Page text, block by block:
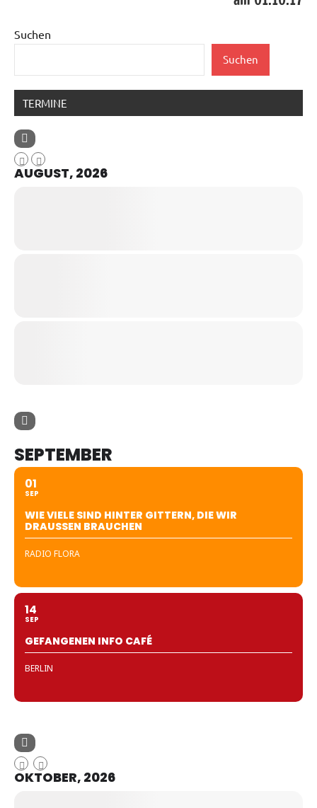
Suchen
Suchen
TERMINE
AUGUST, 2026
SEPTEMBER
01
SEP
WIE VIELE SIND HINTER GITTERN, DIE WIR
DRAUSSEN BRAUCHEN
RADIO FLORA
14
SEP
GEFANGENEN INFO CAFÉ
BERLIN
OKTOBER, 2026